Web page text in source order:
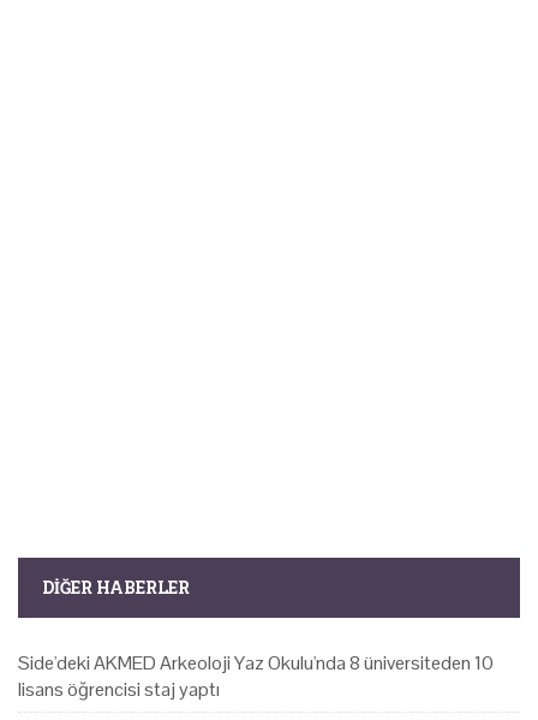
DIĞER HABERLER
Side'deki AKMED Arkeoloji Yaz Okulu'nda 8 üniversiteden 10
lisans öğrencisi staj yaptı